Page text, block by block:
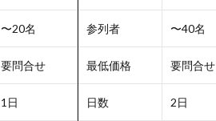
〜20名
要問合せ
1日
参列者 〜40名
最低価格 要問合せ
日数 2日